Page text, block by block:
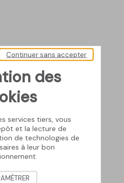
des
services tiers, vous
et la lecture de
de technologies de
à leur bon
Continuer sans accepter